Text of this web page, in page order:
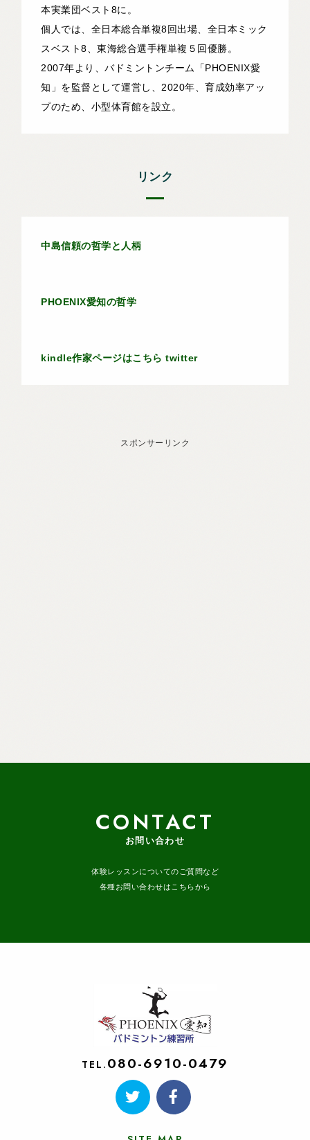
本実業団ベスト8に。
個人では、全日本総合単複8回出場、全日本ミック
スベスト8、東海総合選手権単複５回優勝。
2007年より、バドミントンチーム「PHOENIX愛
知」を監督として運営し、2020年、育成効率アッ
プのため、小型体育館を設立。
リンク
中島信頼の哲学と人柄
PHOENIX愛知の哲学
kindle作家ページはこちら twitter
スポンサーリンク
CONTACT
お問い合わせ
体験レッスンについてのご質問など
各種お問い合わせはこちらから
TEL. 080-6910-0479